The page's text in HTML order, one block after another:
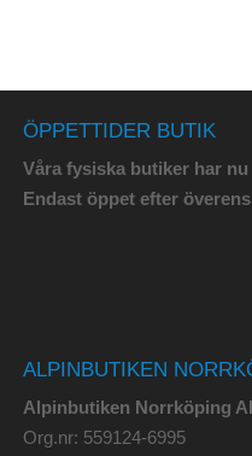
ÖPPETTIDER BUTIK
Våra fysiska butiker har
Endast öppet efter
ALPINBUTIKEN
Alpinbutiken Norrköping
Org.nr: 559124-6995